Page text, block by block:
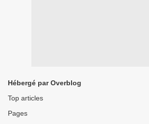
Hébergé par Overblog
Top articles
Pages